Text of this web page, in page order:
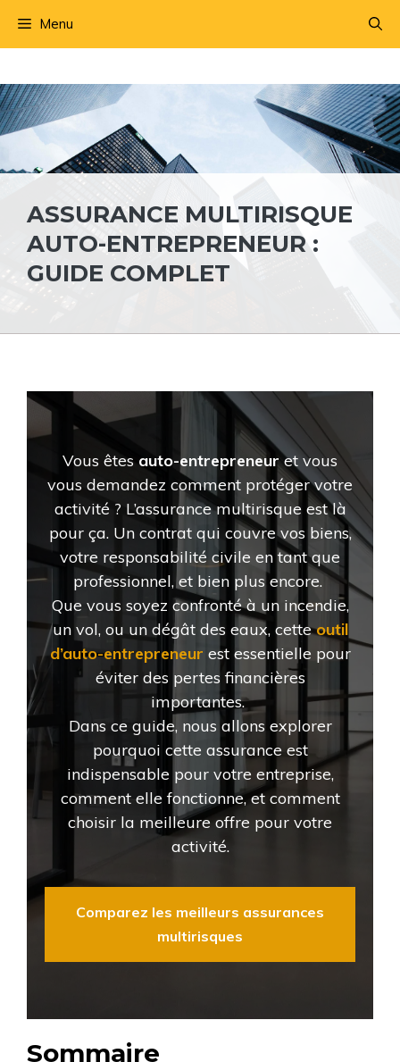
Menu
ASSURANCE MULTIRISQUE
AUTO-ENTREPRENEUR :
GUIDE COMPLET
Vous êtes auto-entrepreneuret vous
vous demandez comment protéger votre
activité ? L’assurance multirisque est là
pour ça. Un contrat qui couvre vos biens,
votre responsabilité civile en tant que
professionnel, et bien plus encore.
Que vous soyez confronté à un incendie,
un vol, ou un dégât des eaux, cetteoutil
d’auto-entrepreneur est essentielle pour
éviter des pertes financières
importantes.
Dans ce guide, nous allons explorer
pourquoi cette assurance est
indispensable pour votre entreprise,
comment elle fonctionne, et comment
choisir la meilleure offre pour votre
activité.
Comparez les meilleurs assurances
multirisques
Sommaire